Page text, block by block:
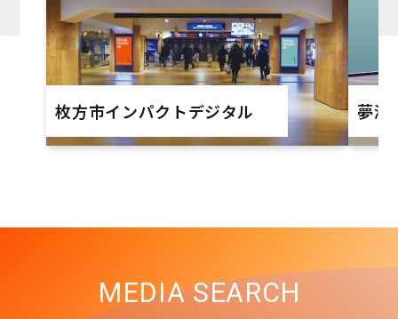
枚方市インパクトデジタル 夢洲
MEDIA SEARCH